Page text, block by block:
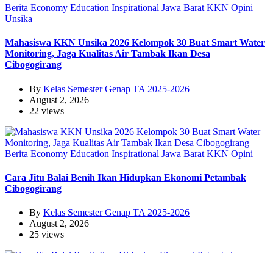
Berita Economy Education Inspirational Jawa Barat KKN Opini
Unsika
Mahasiswa KKN Unsika 2026 Kelompok 30 Buat Smart Water
Monitoring, Jaga Kualitas Air Tambak Ikan Desa
Cibogogirang
By Kelas Semester Genap TA 2025-2026
August 2, 2026
22 views
Berita Economy Education Inspirational Jawa Barat KKN Opini
Cara Jitu Balai Benih Ikan Hidupkan Ekonomi Petambak
Cibogogirang
By Kelas Semester Genap TA 2025-2026
August 2, 2026
25 views